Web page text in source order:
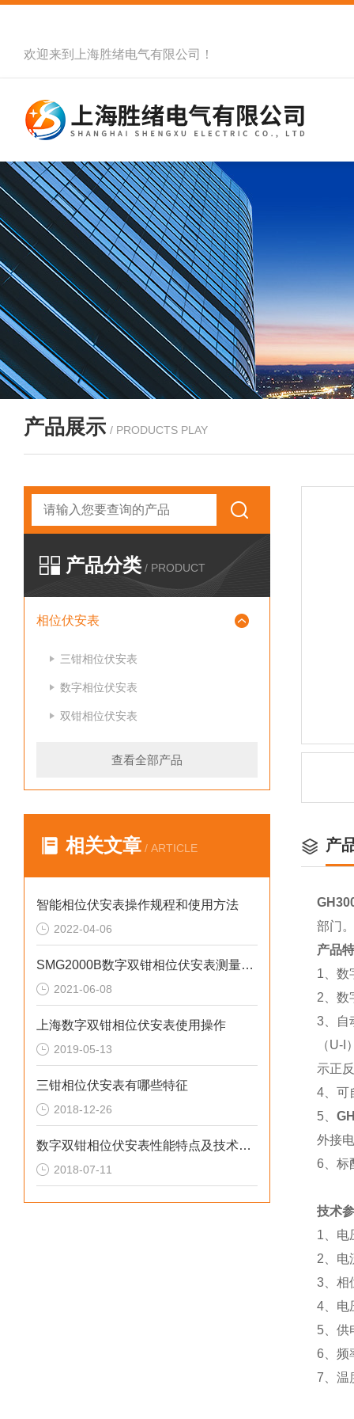
欢迎来到 上海胜绪电气有限公司 ！
产品展示 / PRODUCTS PLAY
产品分类 / PRODUCT
相位伏安表
三钳相位伏安表
数字相位伏安表
双钳相位伏安表
查看全部产品
相关文章 / ARTICLE
智能相位伏安表操作规程和使用方法
2022-04-06
SMG2000B数字双钳相位伏安表测量线如何连接
2021-06-08
上海数字双钳相位伏安表使用操作
2019-05-13
三钳相位伏安表有哪些特征
2018-12-26
数字双钳相位伏安表性能特点及技术参数
2018-07-11
产
部门
产品
1、数
2、数
3、自
（U-
示正
4、可
5、
外接
6、标
技术
1、电
2、电
3、相
4、电
5、供
6、频
7、温